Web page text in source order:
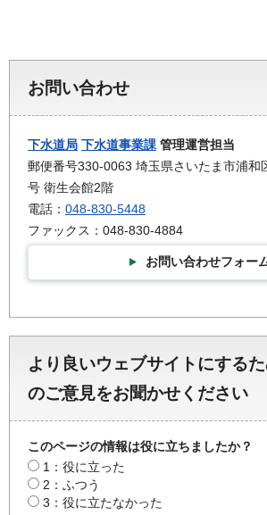
お問い合わせ
下水道局 下水道事業課 管理運営担当
郵便番号330-0063 埼玉県さいたま市浦和
号 衛生会館2階
電話： 048-830-5448
ファックス：048-830-4884
お問い合わせフォー
より良いウェブサイトにする
のご意見をお聞かせください
このページの情報は役に立ちましたか？
1：役に立った
2：ふつう
3：役に立たなかった